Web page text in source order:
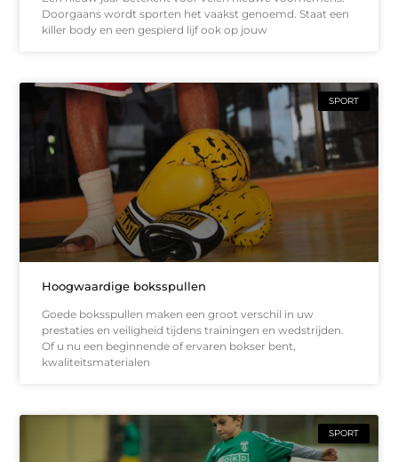
Doorgaans wordt sporten het vaakst genoemd. Staat een
killer body en een gespierd lijf ook op jouw
SPORT
Hoogwaardige boksspullen
Goede boksspullen maken een groot verschil in uw
prestaties en veiligheid tijdens trainingen en wedstrijden.
Of u nu een beginnende of ervaren bokser bent,
kwaliteitsmaterialen
SPORT